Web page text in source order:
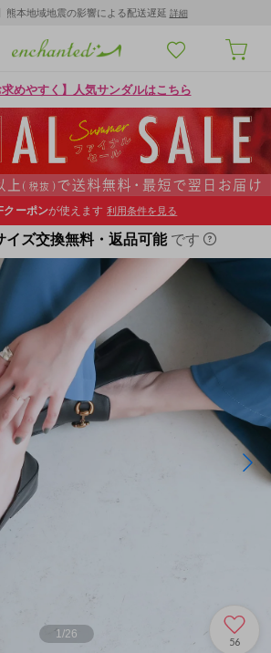
熊本地域地震の影響による配送遅延 詳細
求めやすく】人気サンダルはこちら
クーポンが使えます 利用条件を見る
イズ交換無料・返品可能 です
1 /26
56